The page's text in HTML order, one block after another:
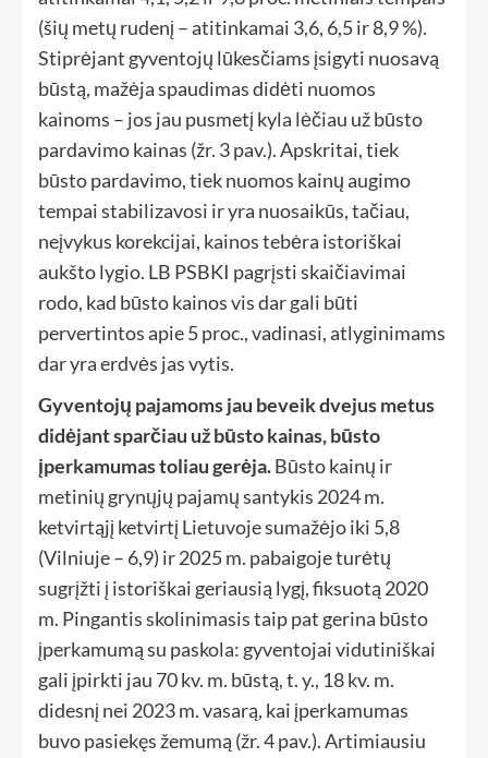
(šių metų rudenį – atitinkamai 3,6, 6,5 ir 8,9 %).
Stiprėjant gyventojų lūkesčiams įsigyti nuosavą
būstą, mažėja spaudimas didėti nuomos
kainoms – jos jau pusmetį kyla lėčiau už būsto
pardavimo kainas (žr. 3 pav.). Apskritai, tiek
būsto pardavimo, tiek nuomos kainų augimo
tempai stabilizavosi ir yra nuosaikūs, tačiau,
neįvykus korekcijai, kainos tebėra istoriškai
aukšto lygio. LB PSBKI pagrįsti skaičiavimai
rodo, kad būsto kainos vis dar gali būti
pervertintos apie 5 proc., vadinasi, atlyginimams
dar yra erdvės jas vytis.
Gyventojų pajamoms jau beveik dvejus metus
didėjant sparčiau už būsto kainas, būsto
įperkamumas toliau gerėja.Būsto kainų ir
metinių grynųjų pajamų santykis 2024 m.
ketvirtąjį ketvirtį Lietuvoje sumažėjo iki 5,8
(Vilniuje – 6,9) ir 2025 m. pabaigoje turėtų
sugrįžti į istoriškai geriausią lygį, fiksuotą 2020
m. Pingantis skolinimasis taip pat gerina būsto
įperkamumą su paskola: gyventojai vidutiniškai
gali įpirkti jau 70 kv. m. būstą, t. y., 18 kv. m.
didesnį nei 2023 m. vasarą, kai įperkamumas
buvo pasiekęs žemumą (žr. 4 pav.). Artimiausiu